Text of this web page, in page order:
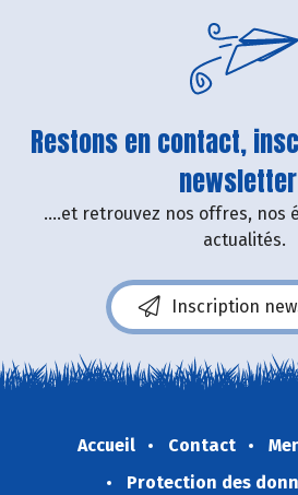
Restons en contact,
....et retrouvez nos offres, nos
actualités.
Inscription
Accueil Contact
Protection des